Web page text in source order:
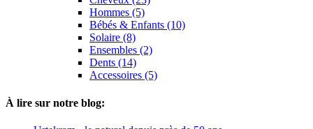
Hommes (5)
Bébés & Enfants (10)
Solaire (8)
Ensembles (2)
Dents (14)
Accessoires (5)
À lire sur notre blog: